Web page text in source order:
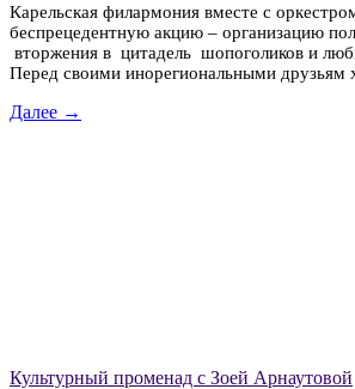
Карельская филармония вместе с
беспрецедентную акцию – организацию
вторжения в цитадель шопоголиков и
Перед своими инорегиональными
Далее →
Культурный променад с Зоей Арнаутовой